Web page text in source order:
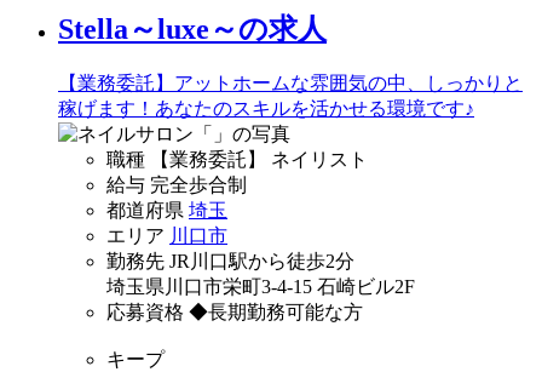
Stella～luxe～の求人
【業務委託】アットホームな雰囲気の中、しっかりと
稼げます！あなたのスキルを活かせる環境です♪
職種
【業務委託】 ネイリスト
給与 完全歩合制
都道府県 埼玉
エリア 川口市
勤務先 JR川口駅から徒歩2分
埼玉県川口市栄町3-4-15 石崎ビル2F
応募資格 ◆長期勤務可能な方
キープ